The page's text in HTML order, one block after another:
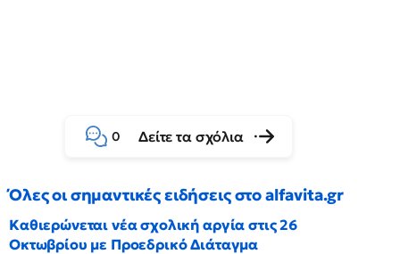
0 Δείτε τα σχόλια
Όλες οι σημαντικές ειδήσεις στο alfavita.gr
Καθιερώνεται νέα σχολική αργία στις 26
Οκτωβρίου με Προεδρικό Διάταγμα